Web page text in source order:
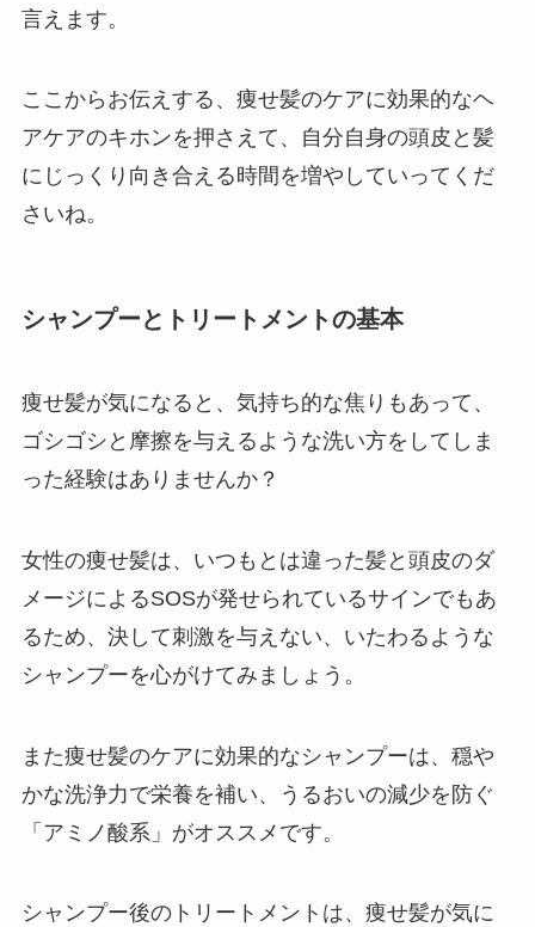
言えます。
ここからお伝えする、痩せ髪のケアに効果的なヘ
アケアのキホンを押さえて、自分自身の頭皮と髪
にじっくり向き合える時間を増やしていってくだ
さいね。
シャンプーとトリートメントの基本
痩せ髪が気になると、気持ち的な焦りもあって、
ゴシゴシと摩擦を与えるような洗い方をしてしま
った経験はありませんか？
女性の痩せ髪は、いつもとは違った髪と頭皮のダ
メージによるSOSが発せられているサインでもあ
るため、決して刺激を与えない、いたわるような
シャンプーを心がけてみましょう。
また痩せ髪のケアに効果的なシャンプーは、穏や
かな洗浄力で栄養を補い、うるおいの減少を防ぐ
「アミノ酸系」がオススメです。
シャンプー後のトリートメントは、痩せ髪が気に